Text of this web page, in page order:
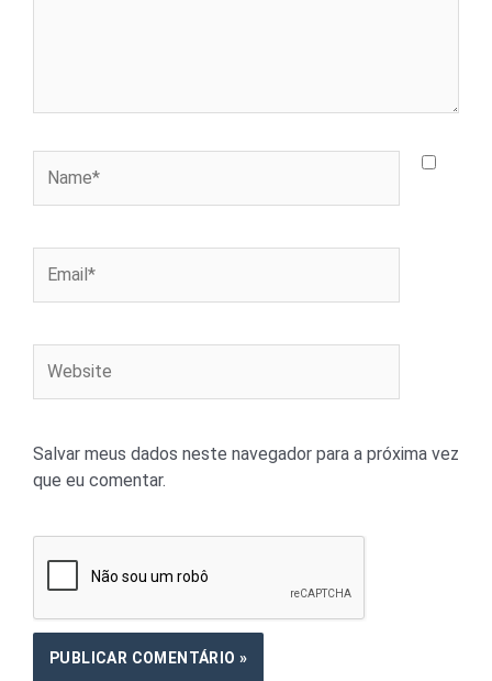
Salvar meus dados neste navegador para a próxima vez
que eu comentar.